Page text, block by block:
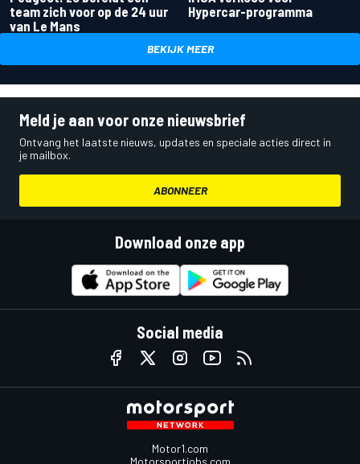
team zich voor op de 24 uur
van Le Mans
Hypercar-programma
BEKIJK MEER
Meld je aan voor onze nieuwsbrief
Ontvang het laatste nieuws, updates en speciale acties direct in
je mailbox.
ABONNEER
Download onze app
Social media
Motor1.com